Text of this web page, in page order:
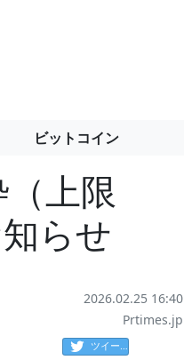
ビットコイン
上限
らせ
2026.02.25 16:40
Prtimes.jp
ツイート